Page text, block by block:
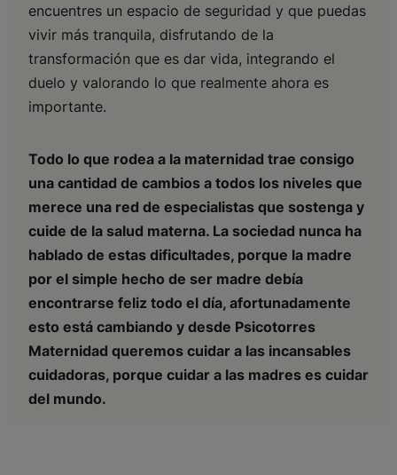
encuentres un espacio de seguridad y que puedas
vivir más tranquila, disfrutando de la
transformación que es dar vida, integrando el
duelo y valorando lo que realmente ahora es
importante.
Todo lo que rodea a la maternidad trae consigo
una cantidad de cambios a todos los niveles que
merece una red de especialistas que sostenga y
cuide de la salud materna. La sociedad nunca ha
hablado de estas dificultades, porque la madre
por el simple hecho de ser madre debía
encontrarse feliz todo el día, afortunadamente
esto está cambiando y desde Psicotorres
Maternidad queremos cuidar a las incansables
cuidadoras, porque cuidar a las madres es cuidar
del mundo.